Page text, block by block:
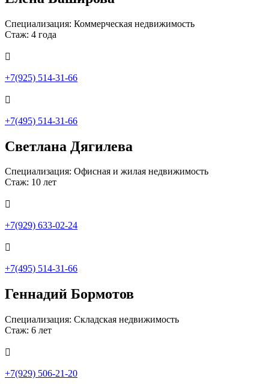
Специализация: Коммерческая недвижимость
Стаж: 4 года

+7(925) 514-31-66

+7(495) 514-31-66
Светлана Дягилева
Специализация: Офисная и жилая недвижимость
Стаж: 10 лет

+7(929) 633-02-24

+7(495) 514-31-66
Геннадий Бормотов
Специализация: Складская недвижимость
Стаж: 6 лет

+7(929) 506-21-20